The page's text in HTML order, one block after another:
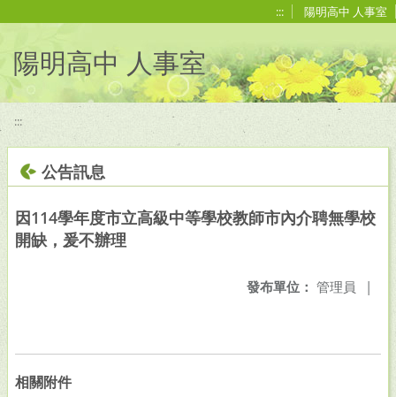
::: 陽明高中 人事室
陽明高中 人事室
:::
公告訊息
因114學年度市立高級中等學校教師市內介聘無學校
開缺，爰不辦理
發布單位： 管理員 |
相關附件